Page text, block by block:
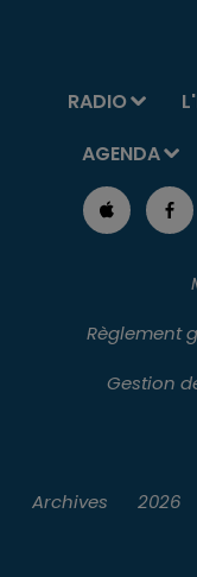
RADIO
AGENDA
Règlement
Gestion
Archives 2026